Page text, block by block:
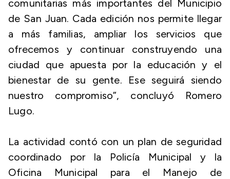
comunitarias más importantes del Municipio
de San Juan. Cada edición nos permite llegar
a más familias, ampliar los servicios que
ofrecemos y continuar construyendo una
ciudad que apuesta por la educación y el
bienestar de su gente. Ese seguirá siendo
nuestro compromiso”, concluyó Romero
Lugo.
La actividad contó con un plan de seguridad
coordinado por la Policía Municipal y la
Oficina Municipal para el Manejo de